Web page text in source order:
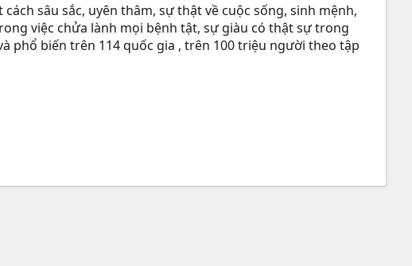
sâu sắc, uyên thâm, sự thật về cuộc sống, sinh mệnh,
việc chửa lành mọi bệnh tật, sự giàu có thật sự trong
phổ biến trên 114 quốc gia , trên 100 triệu người theo tập